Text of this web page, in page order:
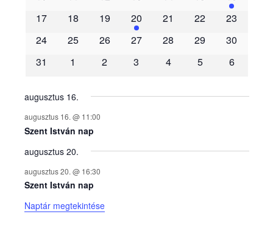
m
é
n
y
e
k
n
a
17
18 19 20 21 22
23
24
25 26 27 28 29
30
31
1 2 3 4 5 6
augusztus 16.
augusztus 16. @ 11:00
Szent István nap
augusztus 20.
augusztus 20. @ 16:30
Szent István nap
Naptár megtekintése